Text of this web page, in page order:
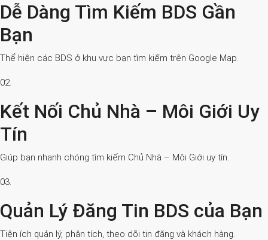
Dễ Dàng Tìm Kiếm BDS Gần
Bạn
Thể hiện các BDS ở khu vực bạn tìm kiếm trên Google Map.
02.
Kết Nối Chủ Nhà – Môi Giới Uy
Tín
Giúp bạn nhanh chóng tìm kiếm Chủ Nhà – Môi Giới uy tín.
03.
Quản Lý Đăng Tin BDS của Bạn
Tiện ích quản lý, phân tích, theo dõi tin đăng và khách hàng.